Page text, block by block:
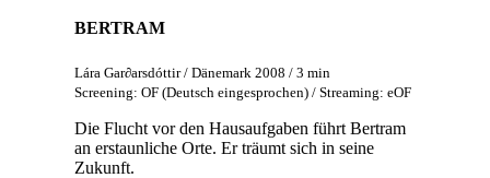
BERTRAM
Lára Gar∂arsdóttir / Dänemark 2008 / 3 min
Screening: OF (Deutsch eingesprochen) / Streaming: eOF
Die Flucht vor den Hausaufgaben führt Bertram
an erstaunliche Orte. Er träumt sich in seine
Zukunft.